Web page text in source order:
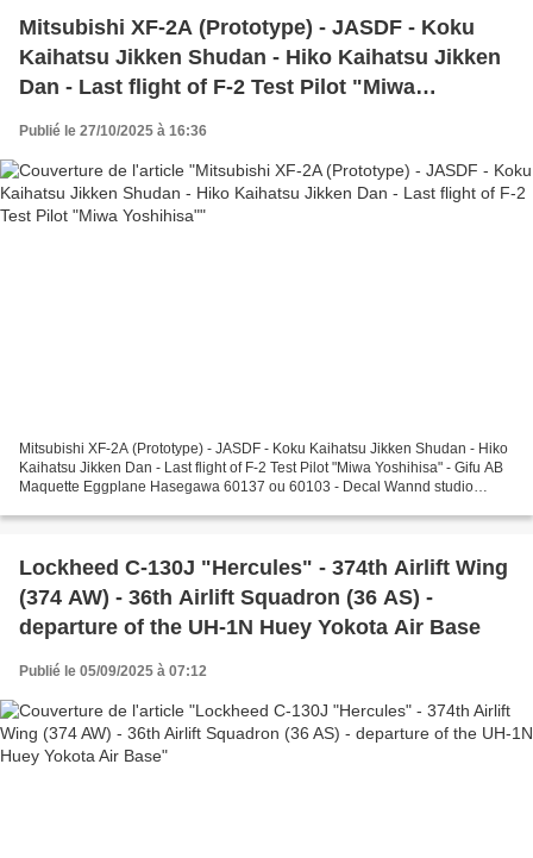
Mitsubishi XF-2A (Prototype) - JASDF - Koku
Kaihatsu Jikken Shudan - Hiko Kaihatsu Jikken
Dan - Last flight of F-2 Test Pilot "Miwa
Publié le 27/10/2025 à 16:36
Mitsubishi XF-2A (Prototype) - JASDF - Koku Kaihatsu Jikken Shudan - Hiko
Kaihatsu Jikken Dan - Last flight of F-2 Test Pilot "Miwa Yoshihisa" - Gifu AB
Maquette Eggplane Hasegawa 60137 ou 60103 - Decal Wannd studio
Lockheed C-130J "Hercules" - 374th Airlift Wing
(374 AW) - 36th Airlift Squadron (36 AS) -
departure of the UH-1N Huey Yokota Air Base
Publié le 05/09/2025 à 07:12